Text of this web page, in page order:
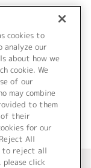
限)なり～ (TVサ
へ
cookies to
analyze our
about how we
cookie. We
of our
may combine
to them
of their
for our
All
to reject all
click